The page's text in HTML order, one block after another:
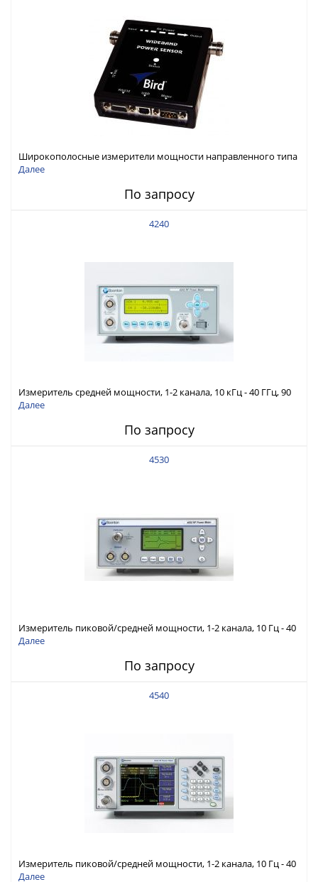
Широкополосные измерители мощности направленного типа
25 МГц - 4 ГГц, до 500 Вт
Далее
По запросу
4240
Измеритель средней мощности, 1-2 канала, 10 кГц - 40 ГГц, 90
дБ диапазон
Далее
По запросу
4530
Измеритель пиковой/средней мощности, 1-2 канала, 10 Гц - 40
ГГц, 20 МГц видео полоса
Далее
По запросу
4540
Измеритель пиковой/средней мощности, 1-2 канала, 10 Гц - 40
ГГц, 70 МГц видео полоса
Далее